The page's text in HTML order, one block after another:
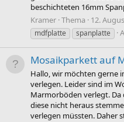
beschichteten 16mm
Kramer Thema 12.
mdfplatte
spanplatte
Mosaikparkett auf
Hallo, wir möchten gerne
verlegen. Leider sind im
Marmorböden verlegt.
diese nicht heraus
verlegen müssten. Daher